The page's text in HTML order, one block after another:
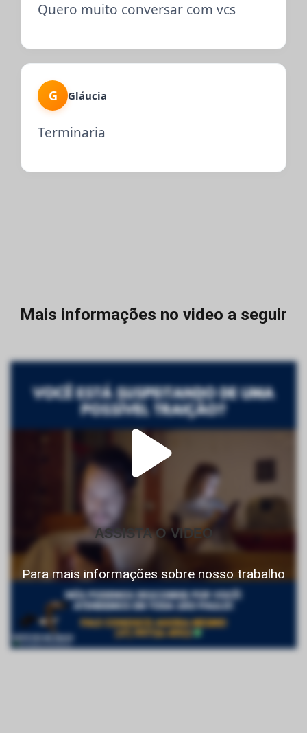
Quero muito conversar com vcs
G Gláucia
Terminaria
Mais informações no video a seguir
ASSISTA O VIDEO
Para mais informações sobre nosso trabalho